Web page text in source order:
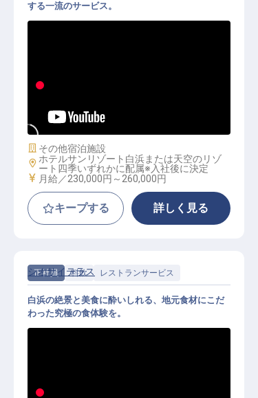
レストランサービス｜月給24万円～
／白浜の絶景と旬を供する／寮完備
する一流のサービス。
施設業態
その他宿泊施設
勤務地
ホテルサンリゾート白浜または天空のリゾ
ート四季いずれかに配属※入社後に決定
給与
月給／230,000円～ 260,000円
キープする 詳しく見る
正社員 料飲 レストランサービス
サービススタッフ（料飲）｜月給24
シオサイテラス
白浜の絶景と美食に酔いしれる、地元食材にこだ
わった究極の食体験を。